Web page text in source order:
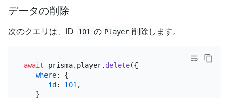
データの削除
次のクエリは、ID 101 の Player 削除します。
await prisma. player. delete({
where: {
id : 101,
   }